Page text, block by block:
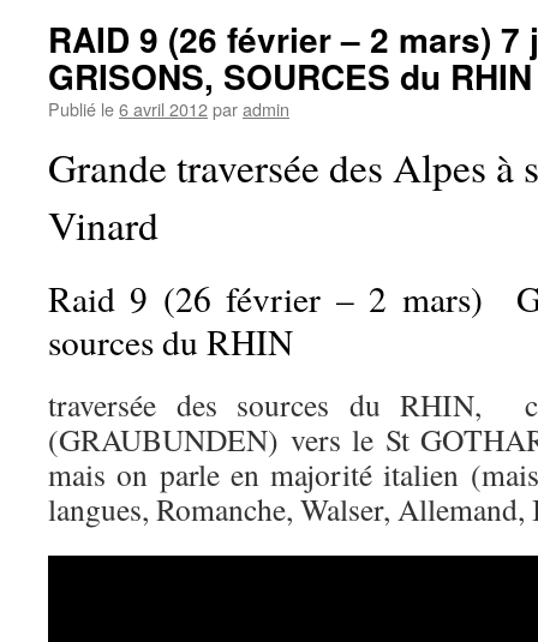
RAID 9 (26 février – 2 mars)
GRISONS, SOURCES du RHIN
Publié le6 avril 2012paradmin
Grande traversée des Alpes à
Vinard
Raid 9 (26 février – 2 mars)
sources du RHIN
traversée des sources du RHIN,
(GRAUBUNDEN) vers le St
mais on parle en majorité italien
langues, Romanche, Walser,